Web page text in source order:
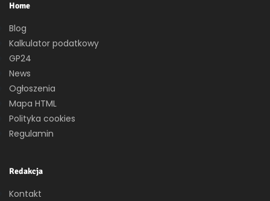
Home
Blog
Kalkulator podatkowy
GP24
News
Ogłoszenia
Mapa HTML
Polityka cookies
Regulamin
Redakcja
Kontakt